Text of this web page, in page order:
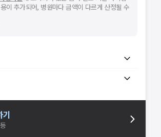
이 추가되어, 병원마다 금액이 다르게 산정될 수
기